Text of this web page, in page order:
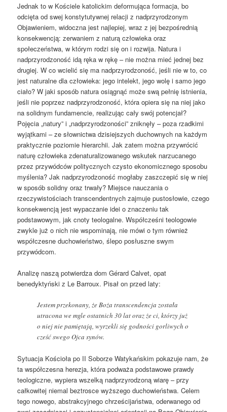
Jednak to w Kościele katolickim deformująca formacja, bo
odcięta od swej konstytutywnej relacji z nadprzyrodzonym
Objawieniem, widoczna jest najlepiej, wraz z jej bezpośrednią
konsekwencją: zerwaniem z naturą człowieka oraz
społeczeństwa, w którym rodzi się on i rozwija. Natura i
nadprzyrodzoność idą ręka w rękę – nie można mieć jednej bez
drugiej. W co wcielić się ma nadprzyrodzoność, jeśli nie w to, co
jest naturalne dla człowieka: jego intelekt, jego wolę i samo jego
ciało? W jaki sposób natura osiągnąć może swą pełnię istnienia,
jeśli nie poprzez nadprzyrodzoność, która opiera się na niej jako
na solidnym fundamencie, realizując cały swój potencjał?
Pojęcia „natury” i „nadprzyrodzoności” zniknęły – poza rzadkimi
wyjątkami – ze słownictwa dzisiejszych duchownych na każdym
praktycznie poziomie hierarchii. Jak zatem można przywrócić
naturę człowieka zdenaturalizowanego wskutek narzucanego
przez przywódców politycznych czysto ekonomicznego sposobu
myślenia? Jak nadprzyrodzoność mogłaby zaszczepić się w niej
w sposób solidny oraz trwały? Miejsce nauczania o
rzeczywistościach transcendentnych zajmuje pustosłowie, czego
konsekwencją jest wypaczanie idei o znaczeniu tak
podstawowym, jak cnoty teologalne. Współcześni teologowie
zwykle już o nich nie wspominają, nie mówi o tym również
współczesne duchowieństwo, ślepo posłuszne swym
przywódcom.
Analizę naszą potwierdza dom Gérard Calvet, opat
benedyktyński z Le Barroux. Pisał on przed laty:
Jestem przekonany, że Boża transcendencja została
utracona we mgle ostatnich 30 lat oraz że ci, którzy już
o niej nie pamiętają, wyrzekli się godności gorliwych o
cześć swego Ojca synów.
Sytuacja Kościoła po II Soborze Watykańskim pokazuje nam, że
ta współczesna herezja, która podważa podstawowe prawdy
teologiczne, wypiera wszelką nadprzyrodzoną wiarę – przy
całkowitej niemal beztrosce wyższego duchowieństwa. Celem
tego nowego, abstrakcyjnego chrześcijaństwa, oderwanego od